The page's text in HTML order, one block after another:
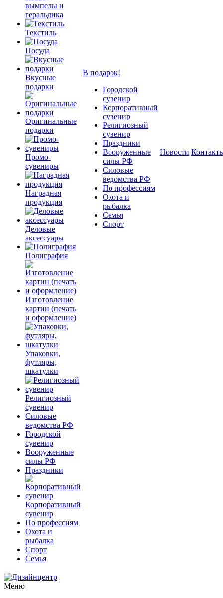
вымпелы и
геральдика
Текстиль
Посуда
Вкусные
подарки
Оригинальные
подарки
Промо-
сувениры
Наградная
продукция
Деловые
аксессуары
Полиграфия
Изготовление
картин (печать
и оформление)
Упаковки,
футляры,
шкатулки
Религиозный
сувенир
Силовые
ведомства РФ
Городской
сувенир
Вооруженные
силы РФ
Праздники
Корпоративный
сувенир
По профессиям
Охота и
рыбалка
Спорт
Семья
В подарок!
Городской
сувенир
Корпоративный
сувенир
Религиозный
сувенир
Праздники
Вооруженные
силы РФ
Силовые
ведомства РФ
По профессиям
Охота и
рыбалка
Семья
Спорт
Новости
Меню